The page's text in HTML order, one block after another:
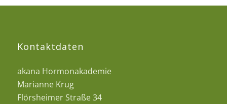
Kontaktdaten
akana Hormonakademie
Marianne Krug
Flörsheimer Straße 34